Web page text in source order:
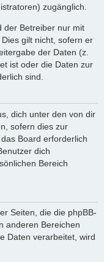
zugänglich.
der Betreiber nur mit
gilt nicht, sofern er
der Daten (z.
ist oder die Daten zur
sind.
dich unter den von dir
sofern dies zur
Board erforderlich
dich
Bereich
Seiten, die die phpBB-
anderen Bereichen
Daten verarbeitet, wird